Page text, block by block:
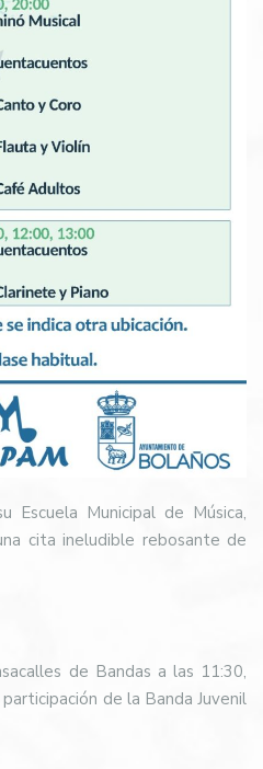
Municipal de Música,
cita ineludible rebosante de
de Bandas a las 11:30,
de la Banda Juvenil